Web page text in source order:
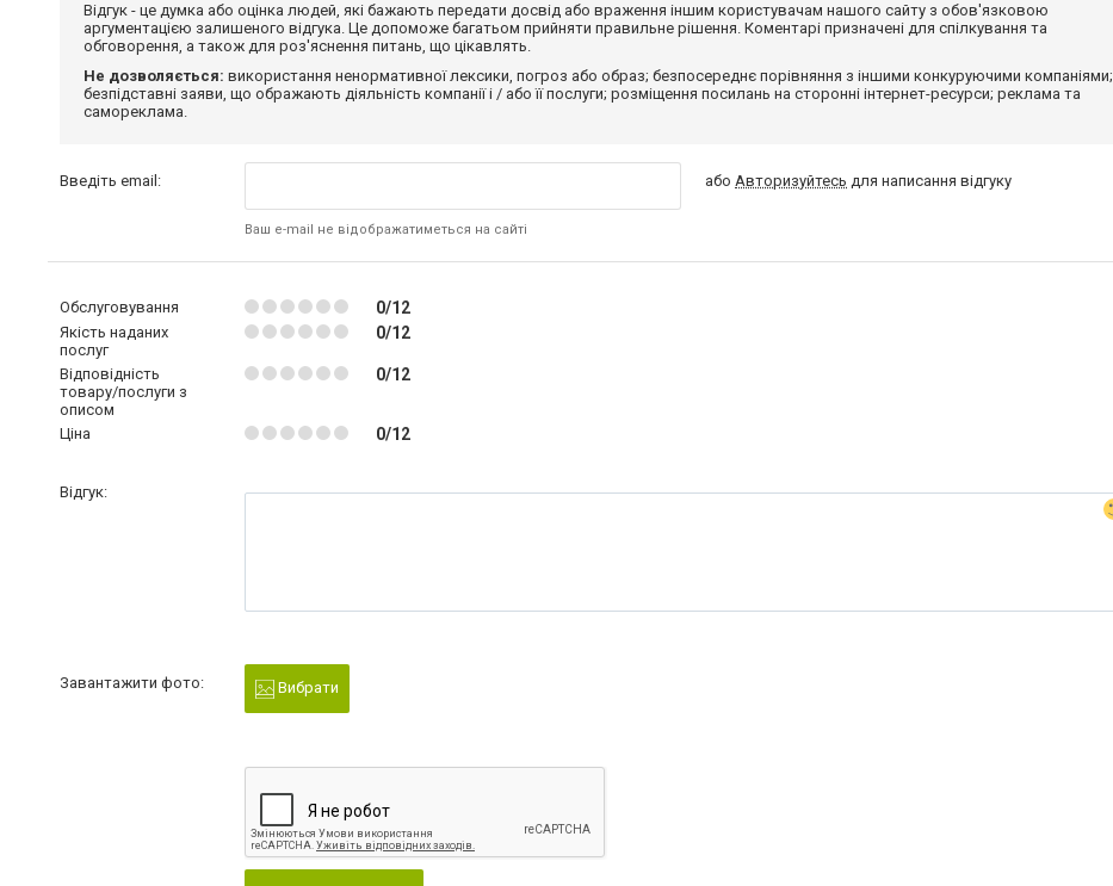
Відгук - це думка або оцінка людей, які бажають передати досвід або враження іншим користувачам нашого сайту з обов'язковою
аргументацією залишеного відгука. Це допоможе багатьом прийняти правильне рішення. Коментарі призначені для спілкування та
обговорення, а також для роз'яснення питань, що цікавлять.
Не дозволяється: використання ненормативної лексики, погроз або образ; безпосереднє порівняння з іншими конкуруючими компаніями;
безпідставні заяви, що ображають діяльність компанії і / або її послуги; розміщення посилань на сторонні інтернет-ресурси; реклама та
самореклама.
Введіть email:
Ваш e-mail не відображатиметься на сайті
абоАвторизуйтесь для написання відгуку
Обслуговування 0/12
Якість наданих
послуг
0/12
Відповідність
товару/послуги з
описом
0/12
Ціна 0/12
Відгук:
Завантажити фото: Вибрати